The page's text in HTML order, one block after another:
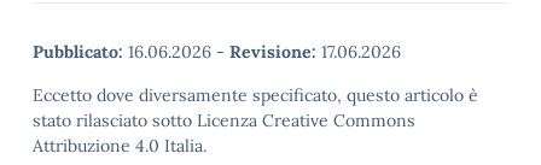
Pubblicato: 16.06.2026 - Revisione: 17.06.2026
Eccetto dove diversamente specificato, questo articolo è
stato rilasciato sotto Licenza Creative Commons
Attribuzione 4.0 Italia.